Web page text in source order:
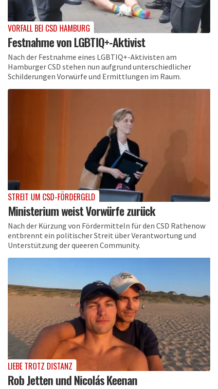
VORFALL BEI CSD HAMBURG
Festnahme von LGBTIQ+-Aktivist
Nach der Festnahme eines LGBTIQ+-Aktivisten am
Hamburger CSD stehen nun aufgrund unterschiedlicher
Schilderungen Vorwürfe und Ermittlungen im Raum.
STREIT UM CSD-FÖRDERGELD
Ministerium weist Vorwürfe zurück
Nach der Kürzung von Fördermitteln für den CSD Rathenow
entbrennt ein politischer Streit über Verantwortung und
Unterstützung der queeren Community.
LIEBE TROTZ DISTANZ
Rob Jetten und Nicolás Keenan